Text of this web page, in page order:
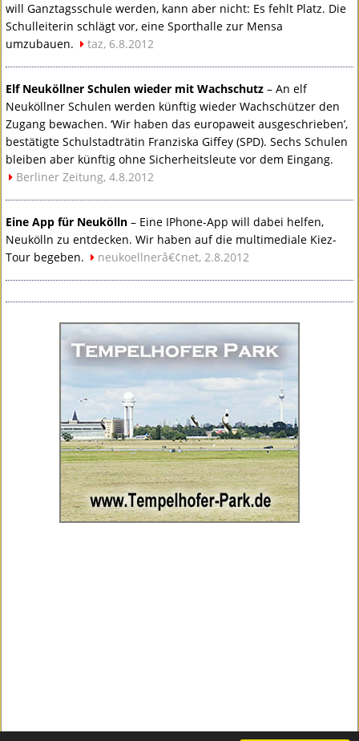
will Ganztagsschule werden, kann aber nicht: Es fehlt Platz. Die
Schulleiterin schlägt vor, eine Sporthalle zur Mensa
umzubauen.
taz, 6.8.2012
Elf Neuköllner Schulen wieder mit Wachschutz – An elf
Neuköllner Schulen werden künftig wieder Wachschützer den
Zugang bewachen. ‘Wir haben das europaweit ausgeschrieben’,
bestätigte Schulstadträtin Franziska Giffey (SPD). Sechs Schulen
bleiben aber künftig ohne Sicherheitsleute vor dem Eingang.
Berliner Zeitung, 4.8.2012
Eine App für Neukölln – Eine IPhone-App will dabei helfen,
Neukölln zu entdecken. Wir haben auf die multimediale Kiez-
Tour begeben.
neukoellnerâ€¢net, 2.8.2012